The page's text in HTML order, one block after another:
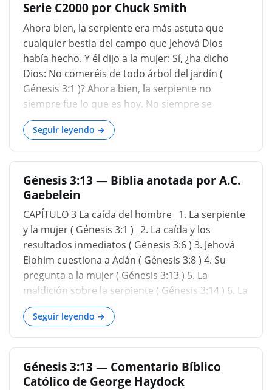
árboles del jardín: pero del fruto del árbol que
está en medio del jardín, Dios ha dicho, no se
comerá, ni la tocará, no lo hará morir. _. Eva
había comenzado a sentir la fascinación del
maligno, porque se suavizó por la palabra de
Dios. El Señor había dicho con respecto al árbol
del conocimiento del bie
Serie C2000 por Chuck Smith
Ahora bien, la serpiente era más astuta que
cualquier bestia del campo que Jehová Dios
había hecho. Y él dijo a la mujer: Sí, ¿ha dicho
Dios: No comeréis de todo árbol del jardín (
Génesis 3:1 )? Ahora bien, la serpiente no
siempre fue lo que es hoy. No siempre se
retorcía en el suelo. Eso es parte del resultado
de la maldición: vivir en el polvo, comer el polvo.
Realmente no sabemos cuál era su modo de
propulsarse. Si estaba o no en posición erguida,
si tenía o no la capacidad de volar, realmente no
lo sabemos. Pero Satanás, viniendo en forma de
serpiente, ante todo cuestionó la Palabra de
Dios. "¿Ha dicho Dios: No comeréis de todos los
árboles del jardín?" Y la mujer dijo a la serpiente:
Del fruto de los árboles del jardín podemos
comer; pero del fruto del árbol que está en
medio del jardín, dijo Dios: No comeréis de él, ni
Seguir leyendo →
Génesis 3:13 — Biblia anotada por A.C.
Gaebelein
CAPÍTULO 3 La caída del hombre _1. La serpiente
y la mujer ( Génesis 3:1 )_ 2. La caída y los
resultados inmediatos ( Génesis 3:6 ) 3. Jehová
Elohim cuestiona a Adán ( Génesis 3:8 ) 4. Su
pregunta a la mujer ( Génesis 3:13 ) 5. La
maldición sobre la serpiente ( Génesis 3:14 ) 6. La
primera profecía ( Génesis 3:15 ) 7. La sentencia
sobre la mujer ...
Seguir leyendo →
Génesis 3:13 — Comentario Bíblico
Católico de George Haydock